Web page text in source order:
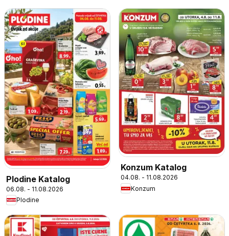
Plodine Katalog
06.08. - 11.08.2026
Plodine
Konzum Katalog
04.08. - 11.08.2026
Konzum